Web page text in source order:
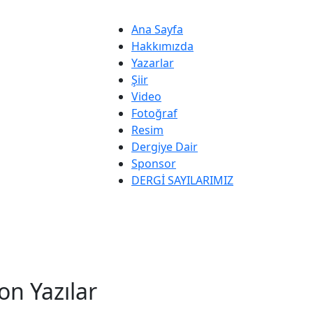
Ana Sayfa
Hakkımızda
Yazarlar
Şiir
Video
Fotoğraf
Resim
Dergiye Dair
Sponsor
DERGİ SAYILARIMIZ
Yazılar